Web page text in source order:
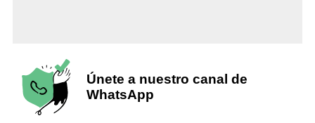
Únete a nuestro canal de
WhatsApp